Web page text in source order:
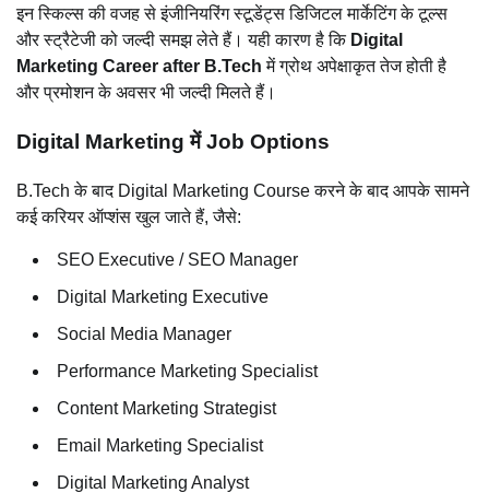
इन स्किल्स की वजह से इंजीनियरिंग स्टूडेंट्स डिजिटल मार्केटिंग के टूल्स
और स्ट्रैटेजी को जल्दी समझ लेते हैं। यही कारण है कि Digital
Marketing Career after B.Tech में ग्रोथ अपेक्षाकृत तेज होती है
और प्रमोशन के अवसर भी जल्दी मिलते हैं।
Digital Marketing में Job Options
B.Tech के बाद Digital Marketing Course करने के बाद आपके सामने
कई करियर ऑप्शंस खुल जाते हैं, जैसे:
SEO Executive / SEO Manager
Digital Marketing Executive
Social Media Manager
Performance Marketing Specialist
Content Marketing Strategist
Email Marketing Specialist
Digital Marketing Analyst